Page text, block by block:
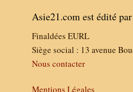
Asie21.com est édité
Finaldées EURL
Siège social : 13 avenue
Nous contacter
Mentions Légales